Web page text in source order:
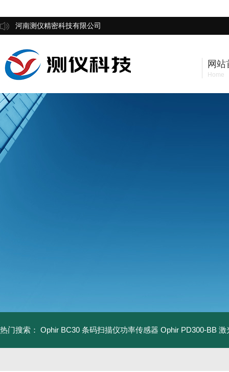
河南测仪精密科技有限公司
网站
Home
热门搜索： Ophir BC30 条码扫描仪功率传感器 Ophir PD300-BB